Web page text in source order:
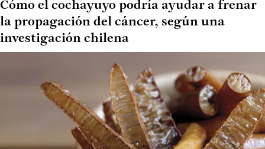
Cómo el cochayuyo podría ayudar a frenar
la propagación del cáncer, según una
investigación chilena